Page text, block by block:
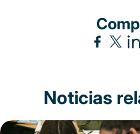
Noticias